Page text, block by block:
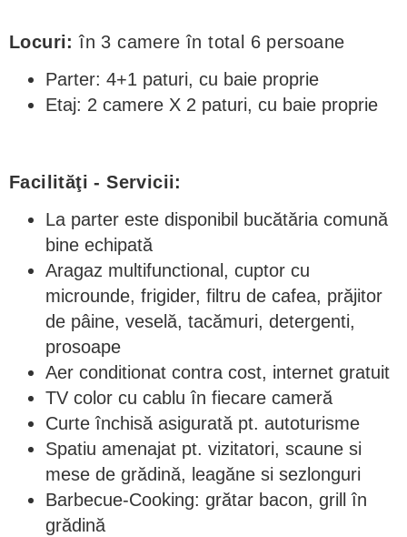
Locuri: în 3 camere în total 6 persoane
Parter: 4+1 paturi, cu baie proprie
Etaj: 2 camere X 2 paturi, cu baie proprie
Facilităţi - Servicii:
La parter este disponibil bucătăria comună
bine echipată
Aragaz multifunctional, cuptor cu
microunde, frigider, filtru de cafea, prăjitor
de pâine, veselă, tacămuri, detergenti,
prosoape
Aer conditionat contra cost, internet gratuit
TV color cu cablu în fiecare cameră
Curte închisă asigurată pt. autoturisme
Spatiu amenajat pt. vizitatori, scaune si
mese de grădină, leagăne si sezlonguri
Barbecue-Cooking: grătar bacon, grill în
grădină